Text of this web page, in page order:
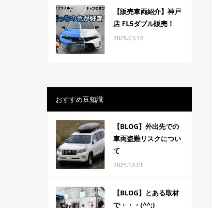
【販売車両紹介】神戸
店 FL5ダブル販売！
2026.03.14
おすすめ豆知識
【BLOG】外出先での
車両盗難リスクについ
て
2025.12.01
【BLOG】とある取材
で・・・(^^;)